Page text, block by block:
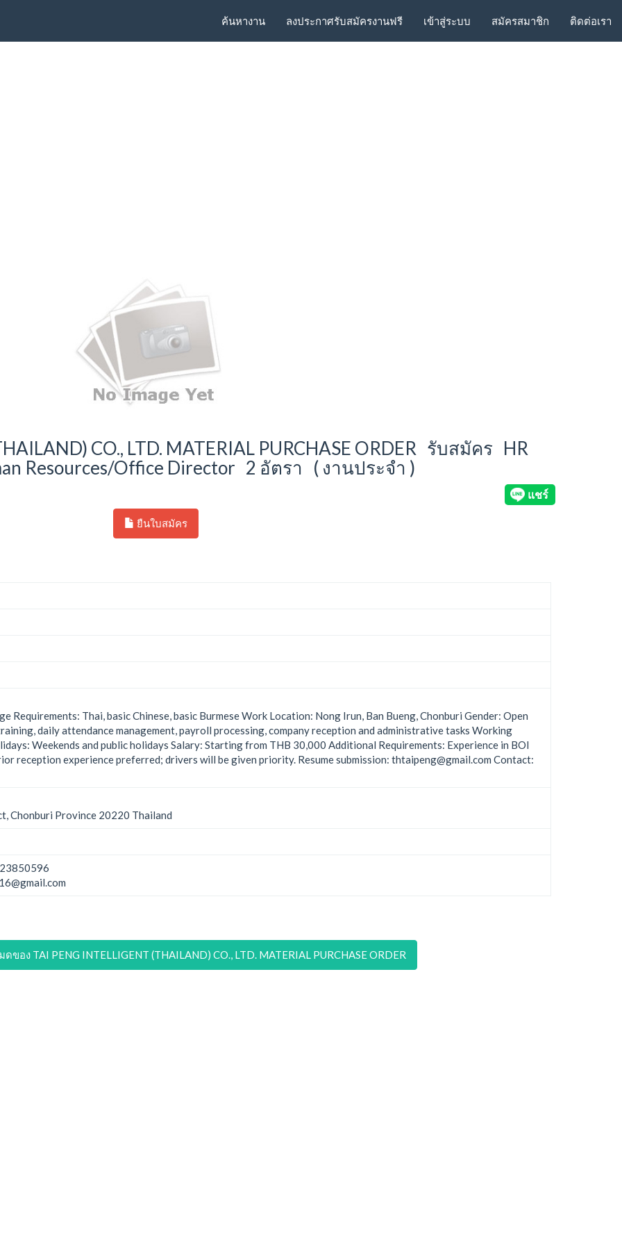
ค้นหางาน ลงประกาศรับสมัครงานฟรี เข้าสู่ระบบ สมัครสมาชิก ติดต่อเรา
CO., LTD. MATERIAL PURCHASE ORDER รับสมัคร HR
Resources/Office Director 2 อัตรา ( งานประจำ )
ยืนใบสมัคร
Thai, basic Chinese, basic Burmese Work Location: Nong Irun, Ban Bueng, Chonburi Gender: Open
daily attendance management, payroll processing, company reception and administrative tasks Working
Weekends and public holidays Salary: Starting from THB 30,000 Additional Requirements: Experience in BOI
reception experience preferred; drivers will be given priority. Resume submission: thtaipeng@gmail.com Contact:
Chonburi Province 20220 Thailand
อง TAI PENG INTELLIGENT (THAILAND) CO., LTD. MATERIAL PURCHASE ORDER